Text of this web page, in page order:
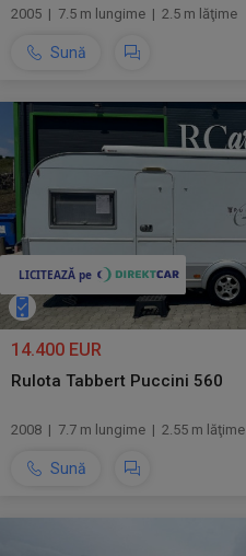
2005 | 7.5 m lungime | 2.5 m lăţime
Sună
14.400 EUR
Rulota Tabbert Puccini 560
2008 | 7.7 m lungime | 2.55 m lăţime
Sună